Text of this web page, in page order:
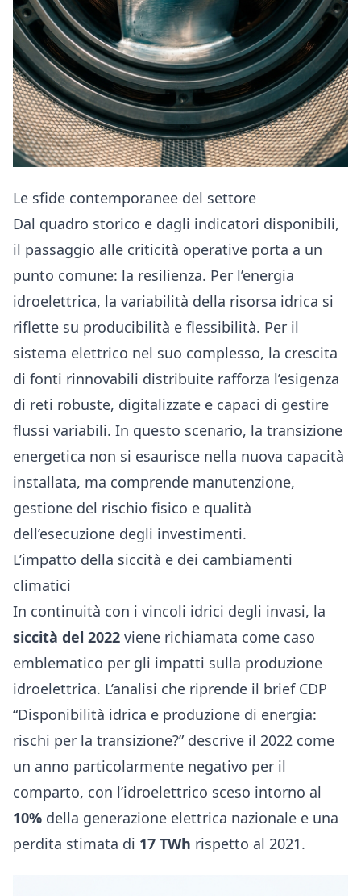
Le sfide contemporanee del settore
Dal quadro storico e dagli indicatori disponibili,
il passaggio alle criticità operative porta a un
punto comune: la resilienza. Per l’energia
idroelettrica, la variabilità della risorsa idrica si
riflette su producibilità e flessibilità. Per il
sistema elettrico nel suo complesso, la crescita
di fonti rinnovabili distribuite rafforza l’esigenza
di reti robuste, digitalizzate e capaci di gestire
flussi variabili. In questo scenario, la transizione
energetica non si esaurisce nella nuova capacità
installata, ma comprende manutenzione,
gestione del rischio fisico e qualità
dell’esecuzione degli investimenti.
L’impatto della siccità e dei cambiamenti
climatici
In continuità con i vincoli idrici degli invasi, la
siccità del 2022 viene richiamata come caso
emblematico per gli impatti sulla produzione
idroelettrica. L’analisi che riprende il brief CDP
“Disponibilità idrica e produzione di energia:
rischi per la transizione?” descrive il 2022 come
un anno particolarmente negativo per il
comparto, con l’idroelettrico sceso intorno al
10% della generazione elettrica nazionale e una
perdita stimata di 17 TWh rispetto al 2021.